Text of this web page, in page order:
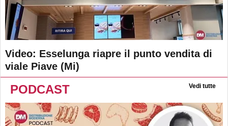
Video: Esselunga riapre il punto vendita di
viale Piave (Mi)
PODCAST Vedi tutte